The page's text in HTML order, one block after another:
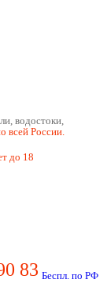
водостоки,
всей России.
до 18
83 Беспл. по РФ